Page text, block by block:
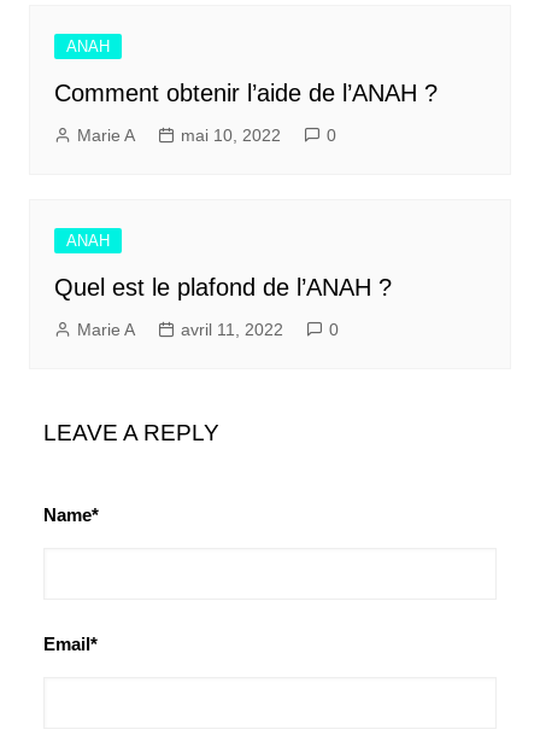
ANAH
Comment obtenir l’aide de l’ANAH ?
Marie A mai 10, 2022 0
ANAH
Quel est le plafond de l’ANAH ?
Marie A avril 11, 2022 0
LEAVE A REPLY
Name*
Email*